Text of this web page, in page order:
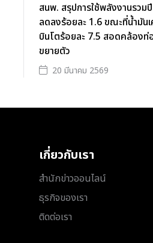
สนพ. สรุปการใช้พลังงานรวม
ลดลงร้อยละ 1.6 ขณะที่น้ำมัน
บินโตร้อยละ 7.5 สอดคล้องท่
ขยายตัว
20 มีนาคม 2569
เกี่ยวกับเรา
สำนักข่าวออนไลน์
ธุรกิจของเรา
ติดต่อเรา